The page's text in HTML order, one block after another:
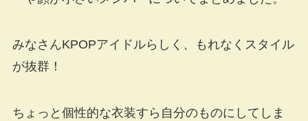
みなさんKPOPアイドルらしく、もれなくスタイル
が抜群！
ちょっと個性的な衣装すら自分のものにしてしま